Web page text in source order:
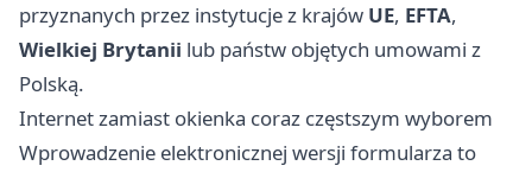
przyznanych przez instytucje z krajów UE, EFTA,
Wielkiej Brytanii lub państw objętych umowami z
Polską.
Internet zamiast okienka coraz częstszym wyborem
Wprowadzenie elektronicznej wersji formularza to